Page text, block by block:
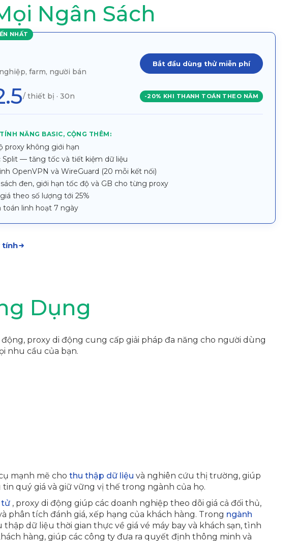
Ngân Sách
NHẤT
farm, người bán
Bắt đầu dùng thử miễn phí
/ thiết bị · 30n -20% KHI THANH TOÁN THEO NĂM
NĂNG BASIC, CỘNG THÊM:
proxy không giới hạn
Split — tăng tốc và tiết kiệm dữ liệu
OpenVPN và WireGuard (20 mỗi kết nối)
đen, giới hạn tốc độ và GB cho từng proxy
theo số lượng tới 25%
toán linh hoạt 7 ngày
tính
Dụng
proxy di động cung cấp giải pháp đa năng cho người dùng
nhu cầu của bạn.
mạnh mẽ cho thu thập dữ liệu và nghiên cứu thị trường, giúp
quý giá và giữ vững vị thế trong ngành của họ.
tử , proxy di động giúp các doanh nghiệp theo dõi giá cả đối thủ,
phân tích đánh giá, xếp hạng của khách hàng. Trong ngành
dữ liệu thời gian thực về giá vé máy bay và khách sạn, tình
hàng, giúp các công ty đưa ra quyết định thông minh và